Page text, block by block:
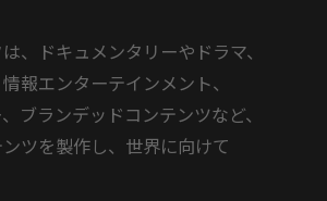
、 ドキュメンタリーや ドラマ、
情報エンターテインメント、
ブランデッドコンテンツなど、
ツを製作し、 世界に向けて